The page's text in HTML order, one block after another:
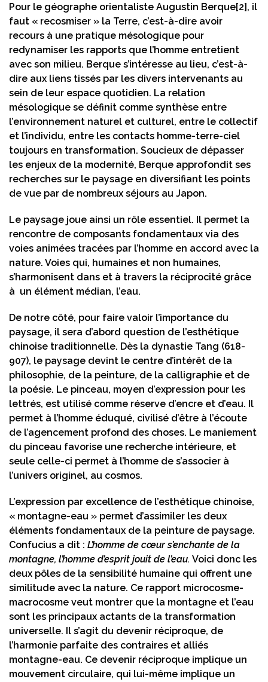
Pour le géographe orientaliste Augustin Berque[2] , il
faut « recosmiser » la Terre, c’est-à-dire avoir
recours à une pratique mésologique pour
redynamiser les rapports que l’homme entretient
avec son milieu. Berque s’intéresse au lieu, c’est-à-
dire aux liens tissés par les divers intervenants au
sein de leur espace quotidien. La relation
mésologique se définit comme synthèse entre
l’environnement naturel et culturel, entre le collectif
et l’individu, entre les contacts homme-terre-ciel
toujours en transformation. Soucieux de dépasser
les enjeux de la modernité, Berque approfondit ses
recherches sur le paysage en diversifiant les points
de vue par de nombreux séjours au Japon.
Le paysage joue ainsi un rôle essentiel. Il permet la
rencontre de composants fondamentaux via des
voies animées tracées par l’homme en accord avec la
nature. Voies qui, humaines et non humaines,
s’harmonisent dans et à travers la réciprocité grâce
à un élément médian, l’eau.
De notre côté, pour faire valoir l’importance du
paysage, il sera d’abord question de l’esthétique
chinoise traditionnelle. Dès la dynastie Tang (618-
907), le paysage devint le centre d’intérêt de la
philosophie, de la peinture, de la calligraphie et de
la poésie. Le pinceau, moyen d’expression pour les
lettrés, est utilisé comme réserve d’encre et d’eau. Il
permet à l’homme éduqué, civilisé d’être à l’écoute
de l’agencement profond des choses. Le maniement
du pinceau favorise une recherche intérieure, et
seule celle-ci permet à l’homme de s’associer à
l’univers originel, au cosmos.
L’expression par excellence de l’esthétique chinoise,
« montagne-eau » permet d’assimiler les deux
éléments fondamentaux de la peinture de paysage.
Confucius a dit : L’homme de cœur s’enchante de la
montagne, l’homme d’esprit jouit de l’eau. Voici donc les
deux pôles de la sensibilité humaine qui offrent une
similitude avec la nature. Ce rapport microcosme-
macrocosme veut montrer que la montagne et l’eau
sont les principaux actants de la transformation
universelle. Il s’agit du devenir réciproque, de
l’harmonie parfaite des contraires et alliés
montagne-eau. Ce devenir réciproque implique un
mouvement circulaire, qui lui-même implique un